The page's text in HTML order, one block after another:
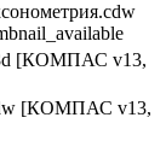
[КОМПАС v13,
[КОМПАС v13,